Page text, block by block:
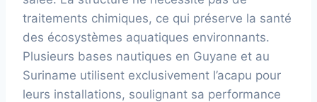
traitements chimiques, ce qui préserve la santé
des écosystèmes aquatiques environnants.
Plusieurs bases nautiques en Guyane et au
Suriname utilisent exclusivement l’acapu pour
leurs installations, soulignant sa performance